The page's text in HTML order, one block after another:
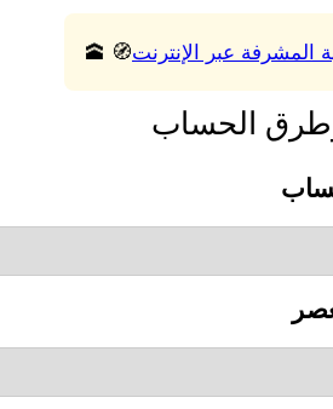
المشرفة عبر الإنترنت🧭 🕋
الحساب